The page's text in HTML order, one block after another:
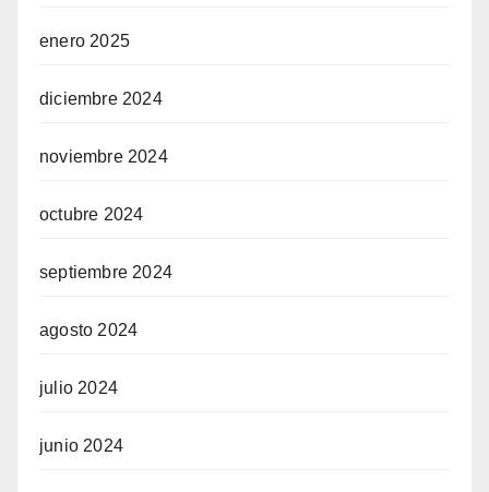
enero 2025
diciembre 2024
noviembre 2024
octubre 2024
septiembre 2024
agosto 2024
julio 2024
junio 2024